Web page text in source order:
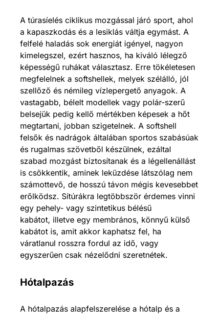
A túrasíelés ciklikus mozgással járó sport, ahol
a kapaszkodás és a lesiklás váltja egymást. A
felfelé haladás sok energiát igényel, nagyon
kimelegszel, ezért hasznos, ha kiváló lélegző
képességű ruhákat választasz. Erre tökéletesen
megfelelnek a softshellek, melyek szélálló, jól
szellőző és némileg vízlepergető anyagok. A
vastagabb, bélelt modellek vagy polár-szerű
belsejük pedig kellő mértékben képesek a hőt
megtartani, jobban szigetelnek. A softshell
felsők és nadrágok általában sportos szabásúak
és rugalmas szövetből készülnek, ezáltal
szabad mozgást biztosítanak és a légellenállást
is csökkentik, aminek leküzdése látszólag nem
számottevő, de hosszú távon mégis kevesebbet
erőlködsz. Sítúrákra legtöbbször érdemes vinni
egy pehely- vagy szintetikus bélésű
kabátot, illetve egy membrános, könnyű külső
kabátot is, amit akkor kaphatsz fel, ha
váratlanul rosszra fordul az idő, vagy
egyszerűen csak nézelődni szeretnétek.
Hótalpazás
A hótalpazás alapfelszerelése a hótalp és a